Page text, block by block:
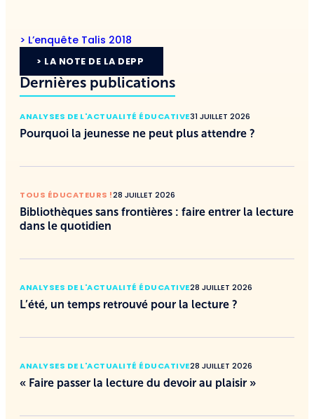
> L’enquête Talis 2018
> LA NOTE DE LA DEPP
Dernières publications
ANALYSES DE L'ACTUALITÉ ÉDUCATIVE31 JUILLET 2026
Pourquoi la jeunesse ne peut plus attendre ?
TOUS ÉDUCATEURS !28 JUILLET 2026
Bibliothèques sans frontières : faire entrer la lecture
dans le quotidien
ANALYSES DE L'ACTUALITÉ ÉDUCATIVE28 JUILLET 2026
L’été, un temps retrouvé pour la lecture ?
ANALYSES DE L'ACTUALITÉ ÉDUCATIVE28 JUILLET 2026
« Faire passer la lecture du devoir au plaisir »